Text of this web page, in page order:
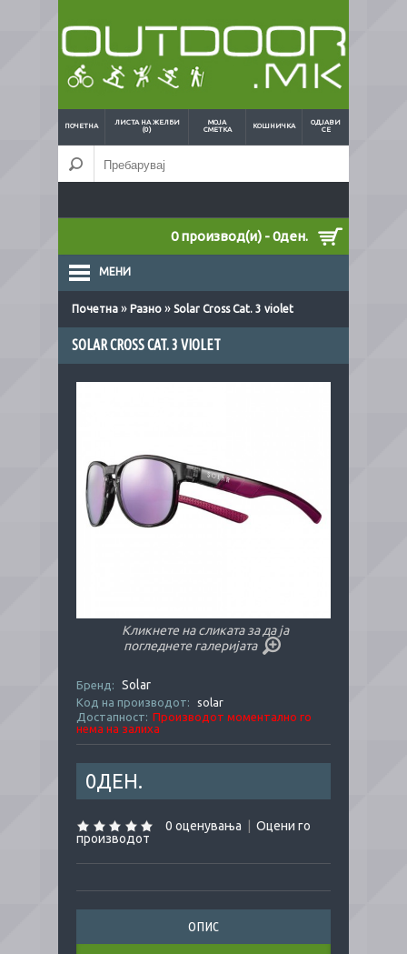
ПОЧЕТНА
ЛИСТА НА ЖЕЛБИ
(0)
МОЈА
СМЕТКА
КОШНИЧКА
ОДЈАВИ
СЕ
0 производ(и) - 0ден.
МЕНИ
Почетна » Разно » Solar Cross Cat. 3 violet
SOLAR CROSS CAT. 3 VIOLET
Кликнете на сликата за да ја
погледнете галеријата
Бренд: Solar
Код на производот:
solar
Достапност: Производот моментално го
нема на залиха
0ДЕН.
0 оценувања
Оцени го
производот
ОПИС